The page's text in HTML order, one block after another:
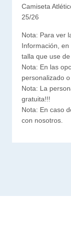
Camiseta
25/26
Nota: Para ver
Información,
talla que use
Nota: En las
personalizado
Nota: La
gratuita!!!
Nota: En caso
con nosotros.